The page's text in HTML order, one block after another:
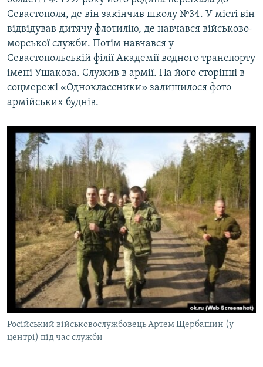
Севастополя, де він закінчив школу №34. У місті він
відвідував дитячу флотилію, де навчався військово-
морської служби. Потім навчався у
Севастопольській філії Академії водного транспорту
імені Ушакова. Служив в армії. На його сторінці в
соцмережі «Одноклассники» залишилося фото
армійських буднів.
Російський військовослужбовець Артем Щербашин (у
центрі) під час служби